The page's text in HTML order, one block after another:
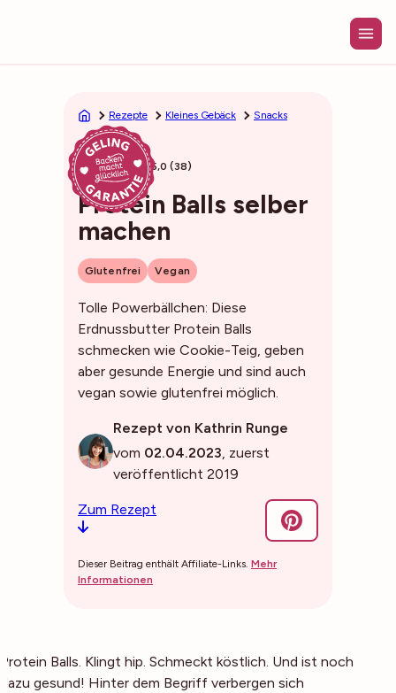
Rezepte Kleines Gebäck Snacks
10min 5,0 (38)
Protein Balls selber
machen
Glutenfrei Vegan
Tolle Powerbällchen: Diese
Erdnussbutter Protein Balls
schmecken wie Cookie-Teig, geben
aber gesunde Energie und sind auch
vegan sowie glutenfrei möglich.
Rezept von Kathrin Runge
vom 02.04.2023, zuerst
veröffentlicht 2019
Zum Rezept
Dieser Beitrag enthält Affiliate-Links. Mehr
Informationen
Protein Balls. Klingt hip. Schmeckt köstlich. Und ist noch
dazu gesund! Hinter dem Begriff verbergen sich